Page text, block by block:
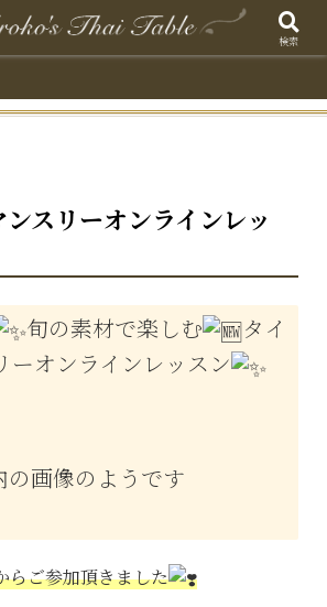
スリーオンラインレッ
旬の素材で楽しむ
タイ
ーオンラインレッスン
らご参加頂きました
検索